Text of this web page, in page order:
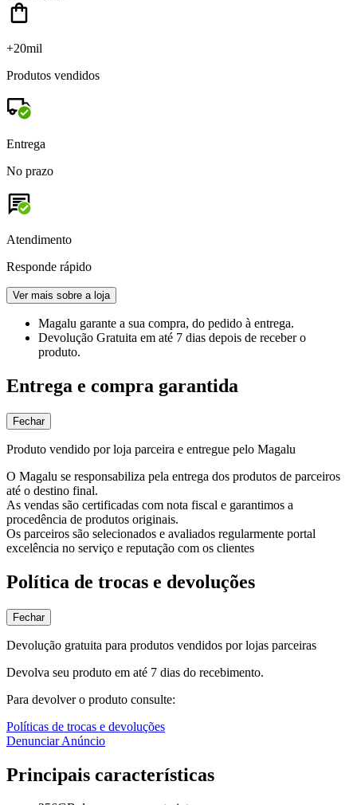
+20mil
Produtos vendidos
Entrega
No prazo
Atendimento
Responde rápido
Ver mais sobre a loja
Magalu garante a sua compra, do pedido à entrega.
Devolução Gratuita em até 7 dias depois de receber o
produto.
Entrega e compra garantida
Fechar
Produto vendido por loja parceira e entregue pelo Magalu
O Magalu se responsabiliza pela entrega dos produtos de parceiros
até o destino final.
As vendas são certificadas com nota fiscal e garantimos a
procedência de produtos originais.
Os parceiros são selecionados e avaliados regularmente portal
excelência no serviço e reputação com os clientes
Política de trocas e devoluções
Fechar
Devolução gratuita para produtos vendidos por lojas parceiras
Devolva seu produto em até 7 dias do recebimento.
Para devolver o produto consulte:
Políticas de trocas e devoluções
Denunciar Anúncio
Principais características